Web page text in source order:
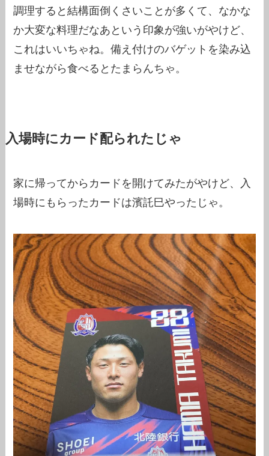
調理すると結構面倒くさいことが多くて、なかな
か大変な料理だなあという印象が強いがやけど、
これはいいちゃね。備え付けのバゲットを染み込
ませながら食べるとたまらんちゃ。
入場時にカード配られたじゃ
家に帰ってからカードを開けてみたがやけど、入
場時にもらったカードは濱託巳やったじゃ。